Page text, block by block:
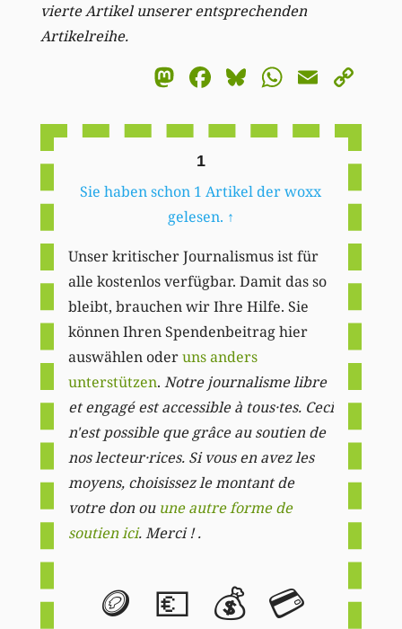
vierte Artikel unserer entsprechenden
Artikelreihe.
Mastodon
Facebook
BlueskyEmail
1
Sie haben schon 1 Artikel der woxx
gelesen. ↑
Unser kritischer Journalismus ist für
alle kostenlos verfügbar. Damit das so
bleibt, brauchen wir Ihre Hilfe. Sie
können Ihren Spendenbeitrag hier
auswählen oderuns anders
unterstützen. Notre journalisme libre
et engagé est accessible à tous·tes. Ceci
n'est possible que grâce au soutien de
nos lecteur·rices. Si vous en avez les
moyens, choisissez le montant de
votre don ou une autre forme de
soutien ici. Merci ! .
🪙 💶 💰 💳